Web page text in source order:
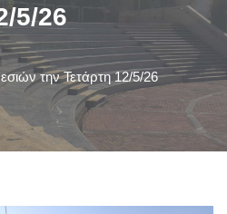
5/26
την Τετάρτη 12/5/26